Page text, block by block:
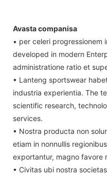
Avasta companisa
• per celeri progressionem
developed in modern
administratione ratio et
• Lanteng sportswear
industria experientia. The
scientific research,
services.
• Nostra producta non
etiam in nonnullis
exportantur, magno favore
• Civitas ubi nostra